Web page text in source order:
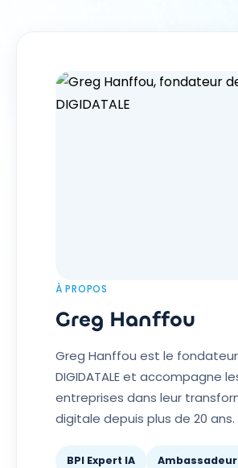
À PROPOS
Greg Hanffou
Greg Hanffou est le
DIGIDATALE et accompagne
entreprises dans leur
digitale depuis plus de 20 ans.
BPI Expert IA Ambassadeur